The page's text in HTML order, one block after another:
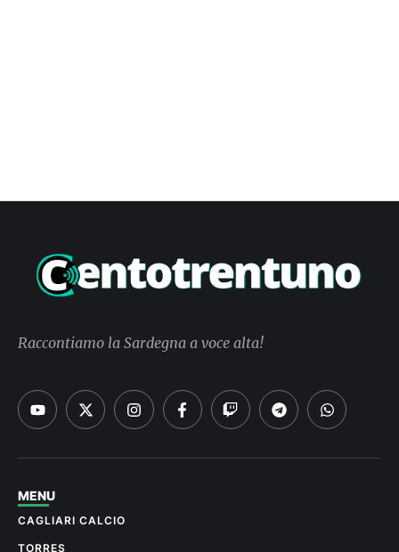
Raccontiamo la Sardegna a voce alta!
MENU
CAGLIARI CALCIO
TORRES